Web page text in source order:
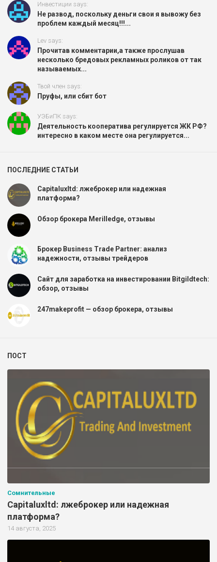
Инвестиции says:
Не развод, поскольку деньги свои я вывожу без
проблем каждый месяц!!!...
Lev says:
Прочитав комментарии,а также прослушав
несколько бредовых рекламных роликов от так
называемых...
Твой член says:
Пруфы, или сбит бот
УЭБиПК says:
Деятельность кооператива регулируется ЖК РФ?
интересно в каком месте она регулируется...
ПОСЛЕДНИЕ СТАТЬИ
Capitaluxltd: лжеброкер или надежная
платформа?
Обзор брокера Merilledge, отзывы
Брокер Business Trade Partner: анализ
надежности, отзывы трейдеров
Сайт для заработка на инвестировании Bitgildtech:
обзор, отзывы
247makeprofit — обзор брокера, отзывы
ПОСТ
Сомнительные
Capitaluxltd: лжеброкер или надежная
платформа?
14 августа, 2025